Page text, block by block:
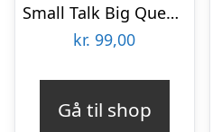
Small Talk Big Questions – Orange (Fun)
kr. 99,00
Gå til shop